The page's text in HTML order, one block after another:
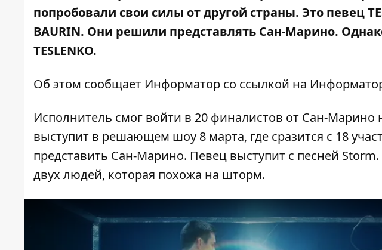
попробовали свои силы от другой страны. Это певец
BAURIN. Они решили представлять Сан-Марино.
TESLENKO.
Об этом сообщает Информатор со ссылкой на
Исполнитель смог войти в 20 финалистов от Сан-Марино
выступит в решающем шоу 8 марта, где сразится с 18
представить Сан-Марино. Певец выступит с песней
двух людей, которая похожа на шторм.